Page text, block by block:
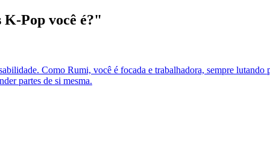
K-Pop você é?"
Como Rumi, você é focada e trabalhadora, sempre lutando
partes de si mesma.